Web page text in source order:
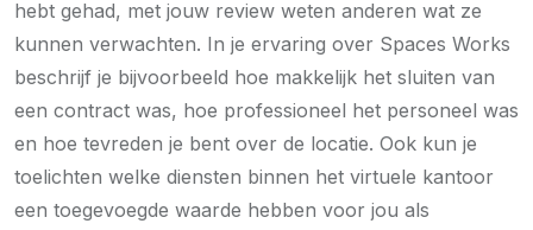
hebt gehad, met jouw review weten anderen wat ze
kunnen verwachten. In je ervaring over Spaces Works
beschrijf je bijvoorbeeld hoe makkelijk het sluiten van
een contract was, hoe professioneel het personeel was
en hoe tevreden je bent over de locatie. Ook kun je
toelichten welke diensten binnen het virtuele kantoor
een toegevoegde waarde hebben voor jou als